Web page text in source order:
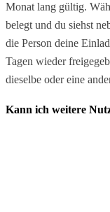
Monat lang gültig.
belegt und du siehst
die Person deine
Tagen wieder
dieselbe oder eine
Kann ich weitere